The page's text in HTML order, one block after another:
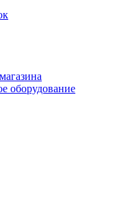
оборудование